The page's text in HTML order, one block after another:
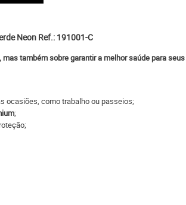
Neon Ref.: 191001-C
também sobre garantir a melhor saúde para
ocasiões, como trabalho ou passeios;
;